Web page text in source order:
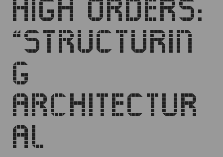
HIGH ORDERS:
“STRUCTURIN
G
ARCHITECTUR
AL